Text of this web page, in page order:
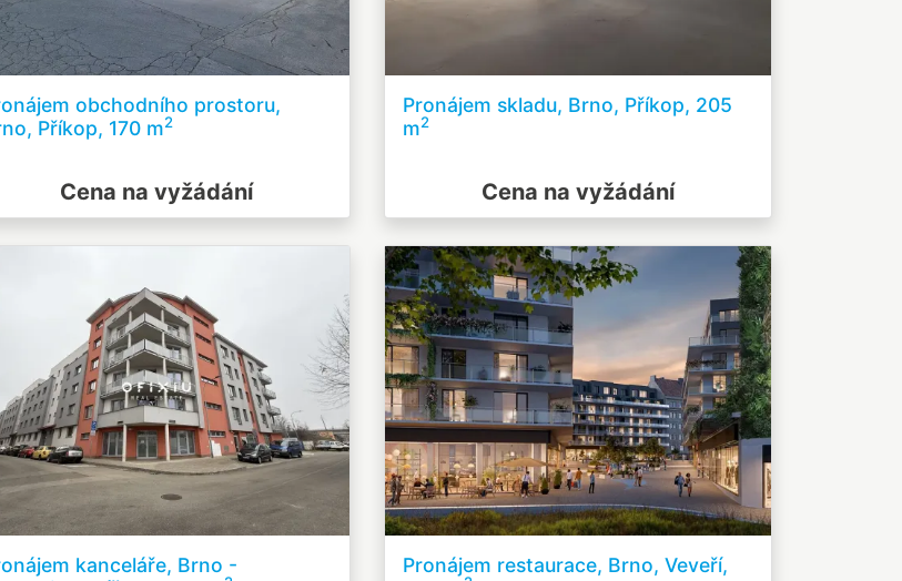
obchodního prostoru,
Příkop, 170 m2
Cena na vyžádání
Pronájem skladu, Brno, Příkop, 205
m2
Cena na vyžádání
kanceláře, Brno -
Pronájem restaurace, Brno, Veveří,